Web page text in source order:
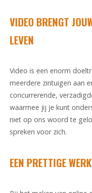
VIDEO BRENGT
LEVEN
Video is een enorm
meerdere zintuigen aan
concurrerende,
waarmee jij je kunt
niet op ons woord te
spreken voor zich.
EEN PRETTIGE